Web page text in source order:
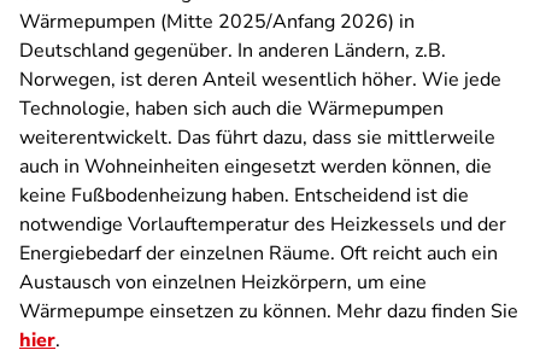
Wärmepumpen (Mitte 2025/Anfang 2026) in
Deutschland gegenüber. In anderen Ländern, z.B.
Norwegen, ist deren Anteil wesentlich höher. Wie jede
Technologie, haben sich auch die Wärmepumpen
weiterentwickelt. Das führt dazu, dass sie mittlerweile
auch in Wohneinheiten eingesetzt werden können, die
keine Fußbodenheizung haben. Entscheidend ist die
notwendige Vorlauftemperatur des Heizkessels und der
Energiebedarf der einzelnen Räume. Oft reicht auch ein
Austausch von einzelnen Heizkörpern, um eine
Wärmepumpe einsetzen zu können. Mehr dazu finden Sie
hier.